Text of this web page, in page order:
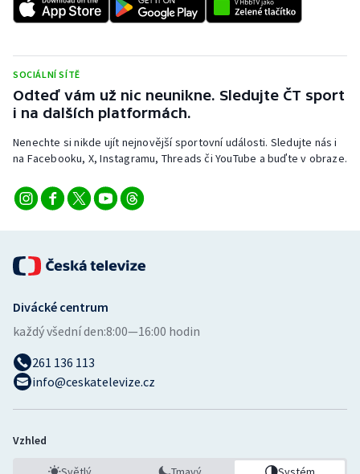
SOCIÁLNÍ SÍTĚ
Odteď vám už nic neunikne. Sledujte ČT sport
i na dalších platformách.
Nenechte si nikde ujít nejnovější sportovní události. Sledujte nás i
na Facebooku, X, Instagramu, Threads či YouTube a buďte v obraze.
Divácké centrum
každý všední den:8:00—16:00 hodin
261 136 113
info@ceskatelevize.cz
Vzhled